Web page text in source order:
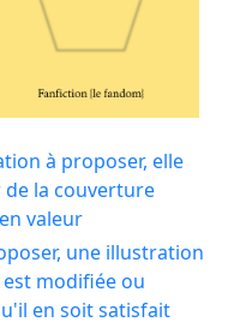
à proposer, elle
la couverture
valeur
une illustration
modifiée ou
en soit satisfait